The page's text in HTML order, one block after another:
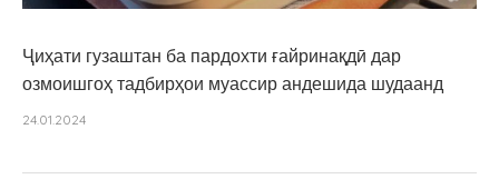
Ҷиҳати гузаштан ба пардохти ғайринақдӣ дар
озмоишгоҳ тадбирҳои муассир андешида шудаанд
24.01.2024